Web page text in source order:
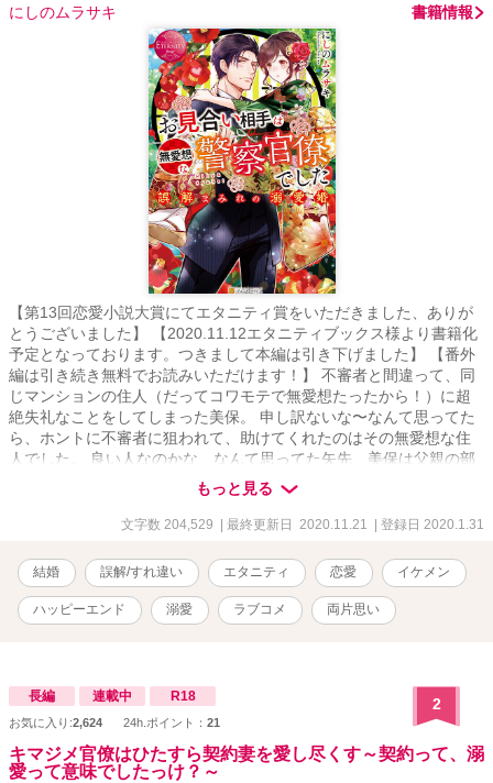
にしのムラサキ 書籍情報
【第13回恋愛小説大賞にてエタニティ賞をいただきました、ありが
とうございました】 【2020.11.12エタニティブックス様より書籍化
予定となっております。つきまして本編は引き下げました】 【番外
編は引き続き無料でお読みいただけます！】 不審者と間違って、同
じマンションの住人（だってコワモテで無愛想たったから！）に超
絶失礼なことをしてしまった美保。 申し訳ないな〜なんて思ってた
ら、ホントに不審者に狙われて、助けてくれたのはその無愛想な住
人でした。 良い人なのかな、なんて思ってた矢先、美保は父親の部
下の部下とお見合いをすることになって……しかもお相手は無愛想
な、彼でした。 なぜかトントン拍子に話は進んで、気がついたら結
婚してたんですが、うん、相変わらず無愛想だし怖いカオしてる
わかりません……。 出世のための結婚と勘違いしてるヒロインと、
奥さんを溺愛してる（けどうまく言葉にできてない）旦那さんのす
れ違いラブコメディ（？）。 無意識にイチャイチャしたりもだもだ
したり、な甘々を目指してます。 ☆結婚以降R18的表現が出てきま
官に溺愛されてる……らしいです？」 「コワモテ消防士は、「元」
センセイに恋してる」 「契約って、溺愛って意味でしたっけ？〜キ
マジメ官僚と理系女子の契約婚は、ひたすらに平行線のようで
す〜」
もっと見る
文字数 204,529 | 最終更新日 2020.11.21 | 登録日 2020.1.31
結婚 誤解/すれ違い エタニティ 恋愛 イケメン
ハッピーエンド 溺愛 ラブコメ 両片思い
長編 連載中 R18
お気に入り:2,624 24h.ポイント： 21
2
キマジメ官僚はひたすら契約妻を愛し尽くす～契約って、溺
愛って意味でしたっけ？～